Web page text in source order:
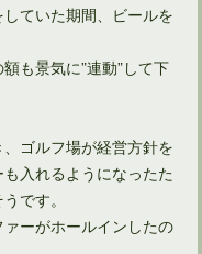
ていた期間、ビールを
も景気に”連動”して下
ゴルフ場が経営方針を
入れるようになったた
です。
ーがホールインしたの